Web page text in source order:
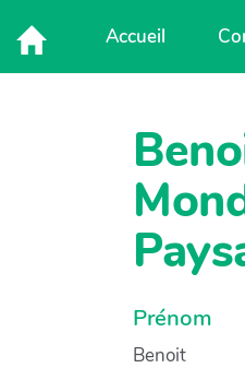
Aller au contenu principal
Accueil
Prénom
Benoit